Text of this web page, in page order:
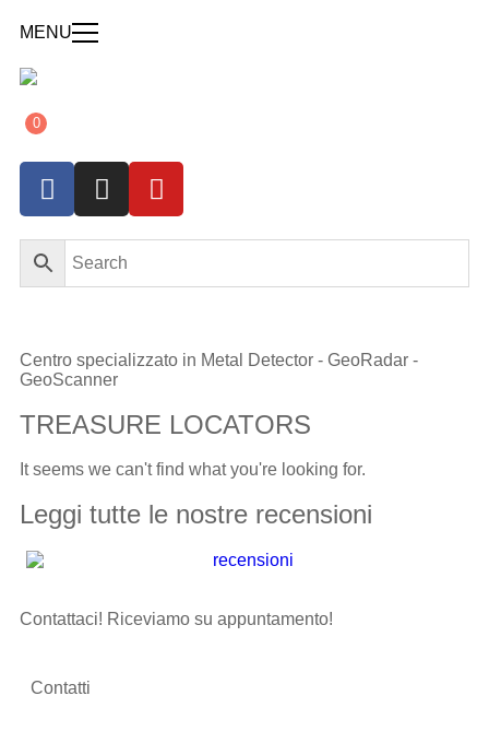
MENU
0
Centro specializzato in Metal Detector - GeoRadar -
GeoScanner
TREASURE LOCATORS
It seems we can't find what you're looking for.
Leggi tutte le nostre recensioni
Contattaci! Riceviamo su appuntamento!
Contatti